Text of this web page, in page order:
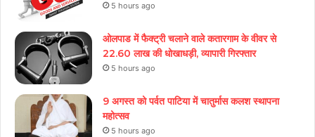
5 hours ago
ओलपाड में फैक्ट्री चलाने वाले कतारगाम के वीवर से
22.60 लाख की धोखाधड़ी, व्यापारी गिरफ्तार
5 hours ago
9 अगस्त को पर्वत पाटिया में चातुर्मास कलश स्थापना
महोत्सव
5 hours ago